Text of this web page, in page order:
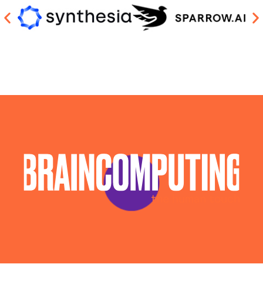
Sviluppo Soluzioni Intelligenza Artificiale Trento